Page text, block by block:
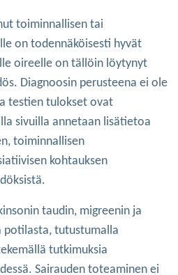
toiminnallisen tai
on todennäköisesti hyvät
oireelle on tällöin löytynyt
Diagnoosin perusteena ei ole
testien tulokset ovat
sivuilla annetaan lisätietoa
toiminnallisen
kohtauksen
taudin, migreenin ja
potilasta, tutustumalla
tutkimuksia
Sairauden toteaminen ei